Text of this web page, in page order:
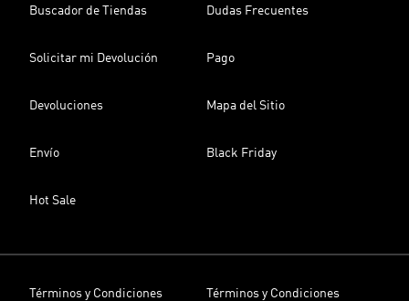
Buscador de Tiendas Dudas Frecuentes
Solicitar mi Devolución Pago
Devoluciones Mapa del Sitio
Envío Black Friday
Hot Sale
Términos y Condiciones
Términos y Condiciones